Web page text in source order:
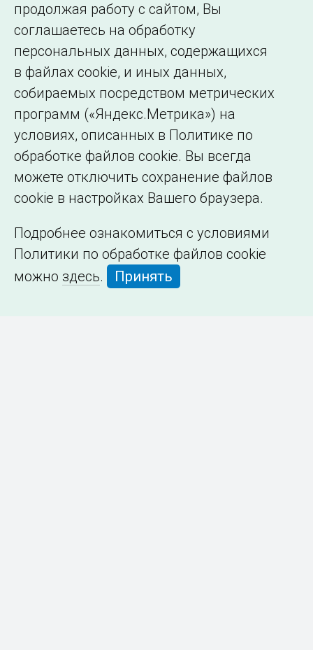
образовательной
организации
продолжая работу с сайтом, Вы
соглашаетесь на обработку
персональных данных, содержащихся
в файлах cookie, и иных данных,
собираемых посредством метрических
программ («Яндекс.Метрика») на
условиях, описанных в Политике по
обработке файлов cookie. Вы всегда
можете отключить сохранение файлов
cookie в настройках Вашего браузера.
Подробнее ознакомиться с условиями
Политики по обработке файлов cookie
можно здесь. Принять